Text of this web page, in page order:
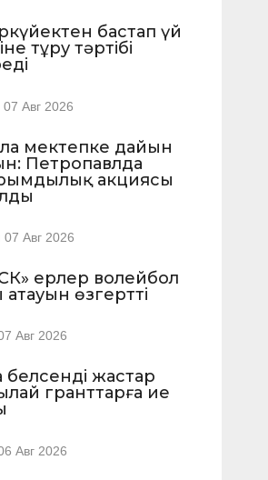
бастап үй
тұру тәртібі
07 Авг 2026
мектепке дайын
Петропавлда
акциясы
07 Авг 2026
СК» ерлер волейбол
атауын өзгертті
Авг 2026
белсенді жастар
гранттарға ие
Авг 2026